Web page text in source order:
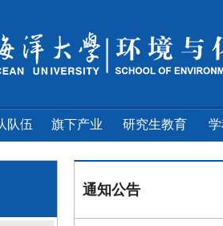
队伍 旗下产业 研究生教育
通知公告